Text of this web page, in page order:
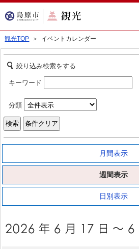
観光TOP ＞ イベントカレンダー
絞り込み検索をする
キーワード
分類
月間表示
週間表示
日別表示